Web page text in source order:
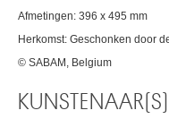
Afmetingen: 396 x 495 mm
Herkomst: Geschonken door
© SABAM, Belgium
KUNSTENAAR(S)